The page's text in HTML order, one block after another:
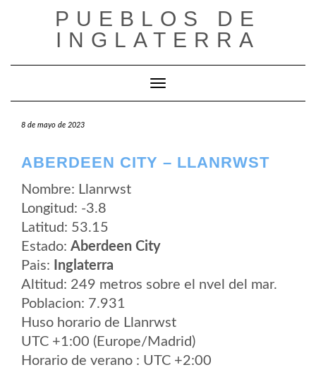
PUEBLOS DE
INGLATERRA
Cambiar modo de navegación
8 de mayo de 2023
ABERDEEN CITY – LLANRWST
Nombre: Llanrwst
Longitud: -3.8
Latitud: 53.15
Estado: Aberdeen City
Pais:
Inglaterra
Altitud: 249 metros sobre el nvel del mar.
Poblacion: 7.931
Huso horario de Llanrwst
UTC +1:00 (Europe/Madrid)
Horario de verano : UTC +2:00